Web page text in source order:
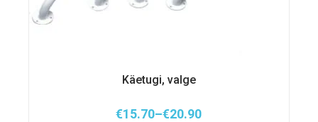
Käetugi, valge
€15.70–€20.90